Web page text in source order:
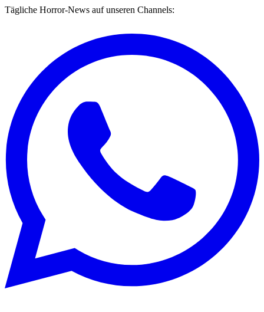
Tägliche Horror-News auf unseren Channels: